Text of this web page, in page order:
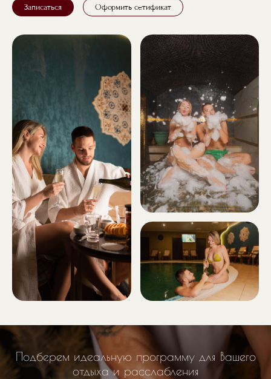
Записаться Оформить сетификат
Подберем идеальную программу для Вашего
отдыха и расслабления